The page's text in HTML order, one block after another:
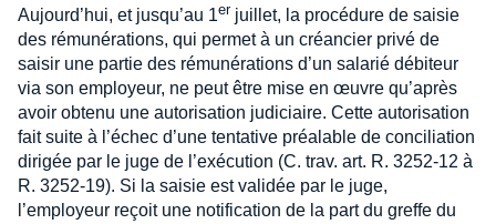
Aujourd’hui, et jusqu’au 1er juillet, la procédure de saisie
des rémunérations, qui permet à un créancier privé de
saisir une partie des rémunérations d’un salarié débiteur
via son employeur, ne peut être mise en œuvre qu’après
avoir obtenu une autorisation judiciaire. Cette autorisation
fait suite à l’échec d’une tentative préalable de conciliation
dirigée par le juge de l’exécution (C. trav. art. R. 3252-12 à
R. 3252-19). Si la saisie est validée par le juge,
l’employeur reçoit une notification de la part du greffe du